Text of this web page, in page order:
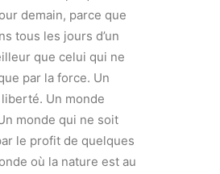
demain, parce que
tous les jours d’un
que celui qui ne
par la force. Un
Un monde
monde qui ne soit
le profit de quelques
où la nature est au